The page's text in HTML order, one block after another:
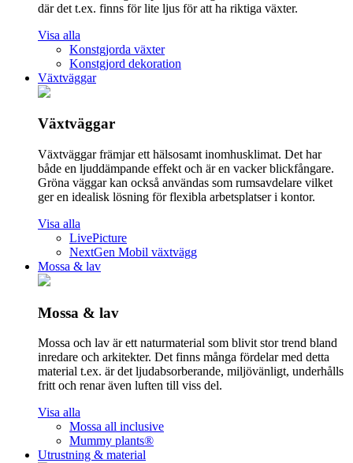
där det t.ex. finns för lite ljus för att ha riktiga växter.
Visa alla
Konstgjorda växter
Konstgjord dekoration
Växtväggar
Växtväggar
Växtväggar främjar ett hälsosamt inomhusklimat. Det har
både en ljuddämpande effekt och är en vacker blickfångare.
Gröna väggar kan också användas som rumsavdelare vilket
ger en idealisk lösning för flexibla arbetsplatser i kontor.
Visa alla
LivePicture
NextGen Mobil växtvägg
Mossa & lav
Mossa & lav
Mossa och lav är ett naturmaterial som blivit stor trend bland
inredare och arkitekter. Det finns många fördelar med detta
material t.ex. är det ljudabsorberande, miljövänligt, underhålls
fritt och renar även luften till viss del.
Visa alla
Mossa all inclusive
Mummy plants®
Utrustning & material